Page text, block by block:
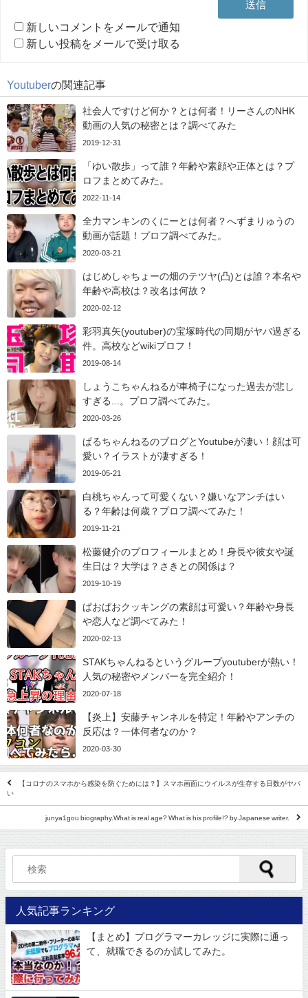
新しいコメントをメールで通知
新しい投稿をメールで受け取る
Youtuberの関連記事
社会人ですけど何か？とは何者！リーさんのNHK
動画の人気の秘密とは？調べてみた
2019-12-31
「ゆい散歩」って誰？年齢や素顔や正体とは？プ
ロフまとめてみた。
2022-11-14
全力マンキンのくにーとは何者？へずまりゅうの
動画が話題！プロフ調べてみた。
2020-03-21
はじめしゃちょーの畑のテツヤ(凸)とは誰？本名や
年齢や高校は？改名は何故？
2020-02-12
彩羽真矢(youtuber)の宝塚時代の同期がヤバ過ぎる
件。高校などwikiプロフ！
2019-08-14
しょうこちゃんねるが車椅子になった過去が悲し
すぎる...。プロフ調べてみた。
2020-03-26
ぱるちゃんねるのブログとYoutubeが凄い！顔は可
愛い？イラストが凄すぎる！
2019-05-21
白桃ちゃんって可愛くない？嫌いなアンチはい
る？年齢は何歳？プロフ調べてみた！
2019-11-21
松藤健介のプロフィールまとめ！身長や彼女や誕
生日は？大学は？さきとの関係は？
2019-10-19
ぱおぱおクッキングの素顔は可愛い？年齢や身長
や恋人など調べてみた！
2020-02-13
STAKちゃんねるというグループyoutuberが熱い！
人気の秘密やメンバーを完全紹介！
2020-07-18
【炎上】安藤チャンネルを特定！年齢やアンチの
反応は？一体何者なのか？
2020-03-30
【コロナのスマホから感染を防ぐためには？】スマホ画面にウイルスが生存する日数がヤバ
い
junya1gou biography.What is real age? What is his profile!? by Japanese writer.
人気記事ランキング
【まとめ】プログラマーカレッジに実際に通っ
て、就職できるのか試してみた。